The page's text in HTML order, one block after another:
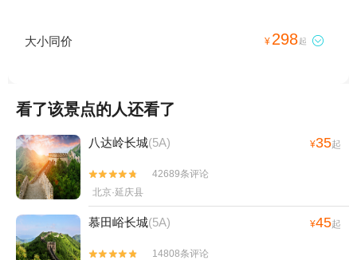
大小同价 ¥ 298起 
看了该景点的人还看了
八达岭长城(5A) ¥35起


42689条评论
北京·延庆县
慕田峪长城(5A) ¥45起


14808条评论